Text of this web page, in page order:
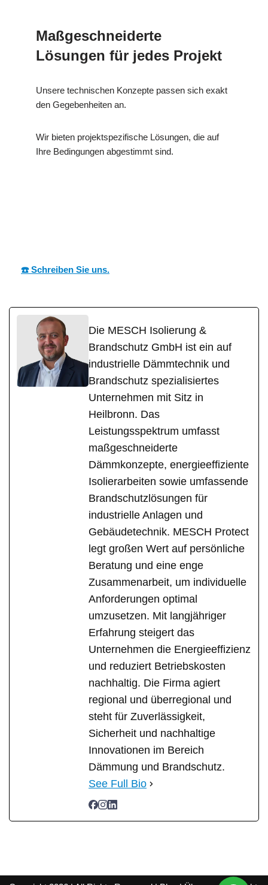
Maßgeschneiderte
Lösungen für jedes Projekt
Unsere technischen Konzepte passen sich exakt
den Gegebenheiten an.
Wir bieten projektspezifische Lösungen, die auf
Ihre Bedingungen abgestimmt sind.
☎️ Schreiben Sie uns.
Die MESCH Isolierung &
Brandschutz GmbH ist ein auf
industrielle Dämmtechnik und
Brandschutz spezialisiertes
Unternehmen mit Sitz in
Heilbronn. Das
Leistungsspektrum umfasst
maßgeschneiderte
Dämmkonzepte, energieeffiziente
Isolierarbeiten sowie umfassende
Brandschutzlösungen für
industrielle Anlagen und
Gebäudetechnik. MESCH Protect
legt großen Wert auf persönliche
Beratung und eine enge
Zusammenarbeit, um individuelle
Anforderungen optimal
umzusetzen. Mit langjähriger
Erfahrung steigert das
Unternehmen die Energieeffizienz
und reduziert Betriebskosten
nachhaltig. Die Firma agiert
regional und überregional und
steht für Zuverlässigkeit,
Sicherheit und nachhaltige
Innovationen im Bereich
Dämmung und Brandschutz.
See Full Bio